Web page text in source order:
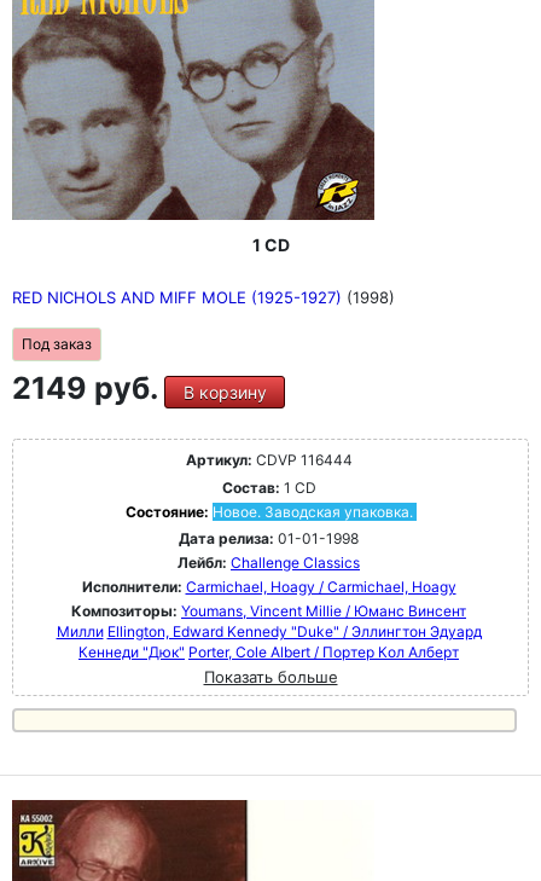
1 CD
RED NICHOLS AND MIFF MOLE (1925-1927) (1998)
Под заказ
2149 руб. В корзину
Артикул: CDVP 116444
Состав: 1 CD
Состояние: Новое. Заводская упаковка.
Дата релиза: 01-01-1998
Лейбл: Challenge Classics
Исполнители: Carmichael, Hoagy / Carmichael, Hoagy
Композиторы: Youmans, Vincent Millie / Юманс Винсент
Милли Ellington, Edward Kennedy "Duke" / Эллингтон Эдуард
Кеннеди "Дюк" Porter, Cole Albert / Портер Кол Алберт
Показать больше